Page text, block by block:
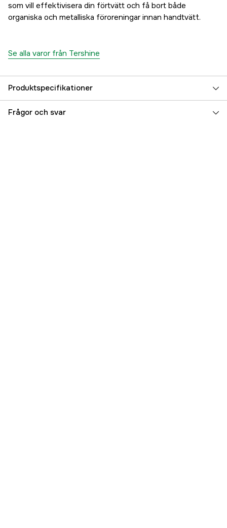
som vill effektivisera din förtvätt och få bort både
organiska och metalliska föroreningar innan handtvätt.
Se alla varor från Tershine
Produktspecifikationer
Referensnummer 3000105446
Frågor och svar